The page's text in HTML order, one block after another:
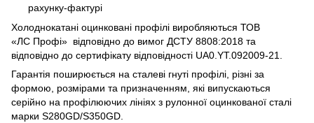
рахунку-фактурі
Холоднокатані оцинковані профілі виробляються ТОВ
«ЛC Профі» відповідно до вимог ДСТУ 8808:2018 та
відповідно до сертифікату відповідності UA0.YT.092009-21.
Гарантія поширюється на сталеві гнуті профілі, різні за
формою, розмірами та призначенням, які випускаються
серійно на профілюючих лініях з рулонної оцинкованої сталі
марки S280GD/S350GD.